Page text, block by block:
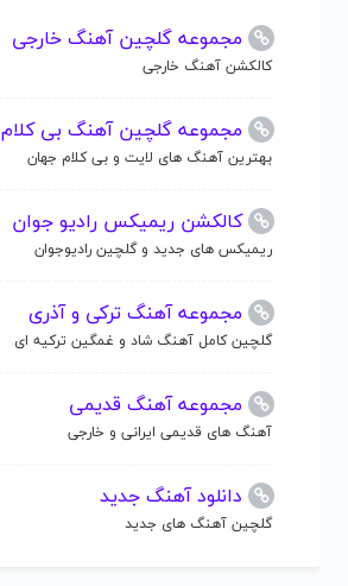
مجموعه گلچین آهنگ خارجی
کالکشن آهنگ خارجی
مجموعه گلچین آهنگ بی کلام
بهترین آهنگ های لایت و بی کلام جهان
کالکشن ریمیکس رادیو جوان
ریمیکس های جدید و گلچین رادیوجوان
مجموعه آهنگ ترکی و آذری
گلچین کامل آهنگ شاد و غمگین ترکیه ای
مجموعه آهنگ قدیمی
آهنگ های قدیمی ایرانی و خارجی
دانلود آهنگ جدید
گلچین آهنگ های جدید